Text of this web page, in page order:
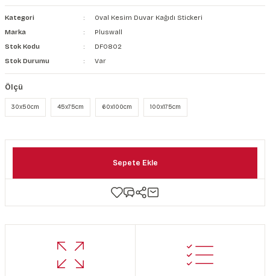
Duvar Kanvası
Kategori
Oval Kesim Duvar Kağıdı Stickeri
Marka
Pluswall
Stok Kodu
DF0802
Stok Durumu
Var
Ölçü
30x50cm 45x75cm 60x100cm 100x175cm
Sepete Ekle